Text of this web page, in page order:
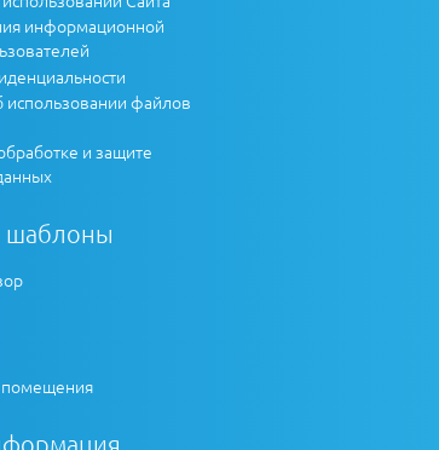
информационной
файлов
и защите
шаблоны